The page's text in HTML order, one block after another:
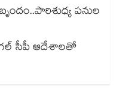
పనుల
సీపీ ఆదేశాలతో